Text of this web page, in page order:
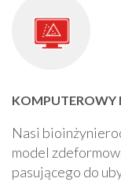
KOMPUTEROWY
Nasi
model
pasującego do